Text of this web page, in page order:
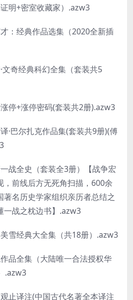
明+密室收藏家）.azw3
：经典作品选集（2020全新插
奇经典科幻全集（套装共5
停+涨停密码(套装共2册).azw3
·巴尔扎克作品集(套装共9册)(傅
战全史（套装全3册）【战争宏
，前线后方无死角扫描，600余
名历史学家组织亲历者总结之
一战之枕边书】.azw3
雪经典大全集（共18册）.azw3
品全集（大陆唯一合法授权华
.azw3
止译注(中国古代名著全本译注